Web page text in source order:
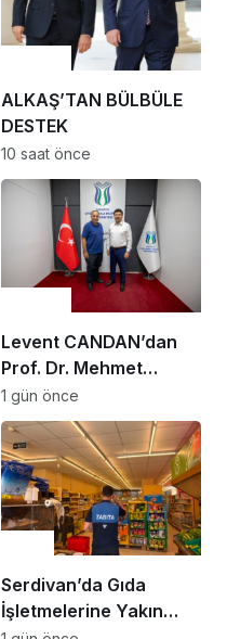
ALKAŞ’TAN BÜLBÜLE
DESTEK
10 saat önce
Levent CANDAN’dan
Prof. Dr. Mehmet
SARIBIYIK’a vefa
ziyareti
1 gün önce
Serdivan’da Gıda
İşletmelerine Yakın